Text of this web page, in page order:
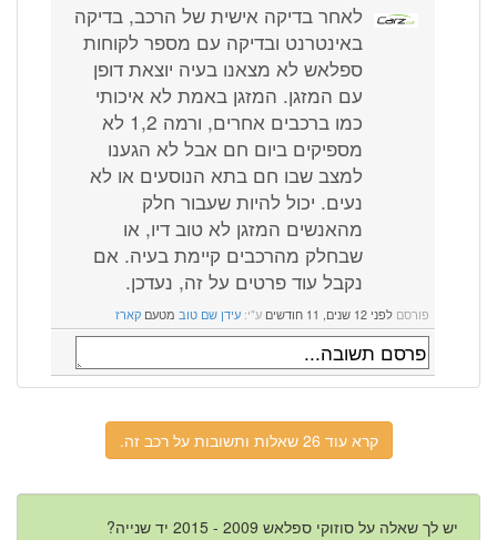
לאחר בדיקה אישית של הרכב, בדיקה
באינטרנט ובדיקה עם מספר לקוחות
ספלאש לא מצאנו בעיה יוצאת דופן
עם המזגן. המזגן באמת לא איכותי
כמו ברכבים אחרים, ורמה 1,2 לא
מספיקים ביום חם אבל לא הגענו
למצב שבו חם בתא הנוסעים או לא
נעים. יכול להיות שעבור חלק
מהאנשים המזגן לא טוב דיו, או
שבחלק מהרכבים קיימת בעיה. אם
נקבל עוד פרטים על זה, נעדכן.
פורסם לפני 12 שנים, 11 חודשים ע"י: עידן שם טוב מטעם קארז
קרא עוד 26 שאלות ותשובות על רכב זה.
יש לך שאלה על סוזוקי ספלאש 2009 - 2015 יד שנייה?